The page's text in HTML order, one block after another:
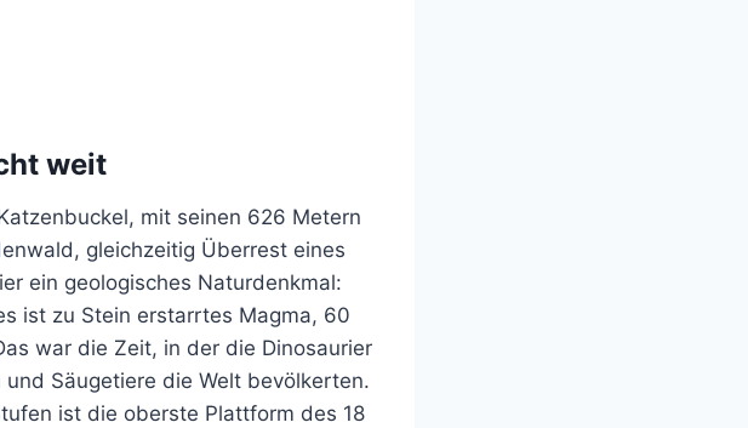
weit
mit seinen 626 Metern
gleichzeitig Überrest eines
ein geologisches Naturdenkmal:
ist zu Stein erstarrtes Magma, 60
war die Zeit, in der die Dinosaurier
Säugetiere die Welt bevölkerten.
ist die oberste Plattform des 18